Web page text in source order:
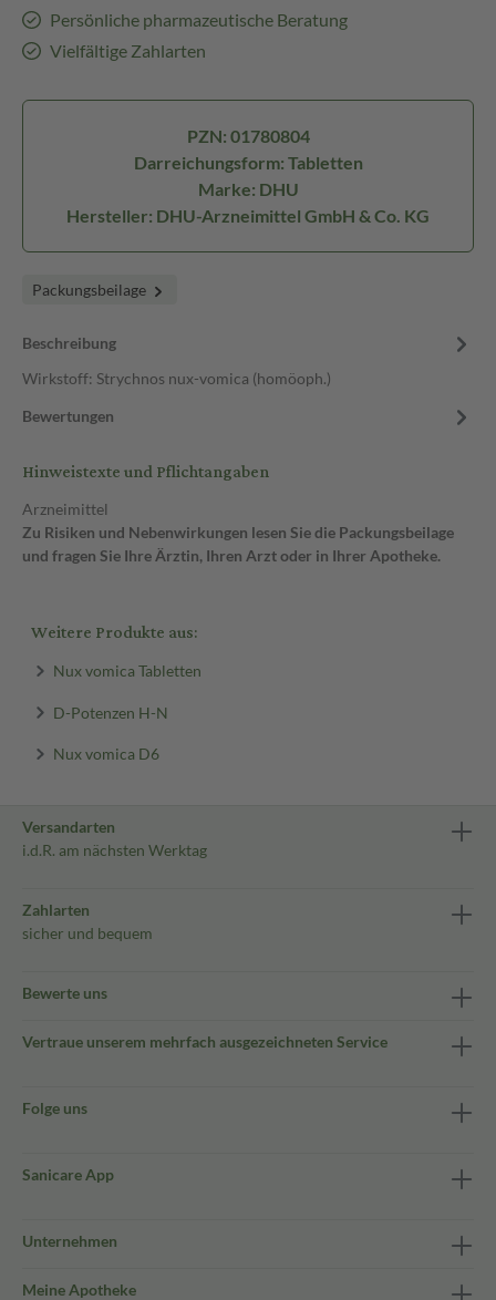
Persönliche pharmazeutische Beratung
Vielfältige Zahlarten
PZN: 01780804
Darreichungsform: Tabletten
Marke: DHU
Hersteller: DHU-Arzneimittel GmbH & Co. KG
Packungsbeilage
Beschreibung
Wirkstoff: Strychnos nux-vomica (homöoph.)
Bewertungen
Hinweistexte und Pflichtangaben
Arzneimittel
Zu Risiken und Nebenwirkungen lesen Sie die Packungsbeilage
und fragen Sie Ihre Ärztin, Ihren Arzt oder in Ihrer Apotheke.
Weitere Produkte aus:
Nux vomica Tabletten
D-Potenzen H-N
Nux vomica D6
Versandarten
i.d.R. am nächsten Werktag
Zahlarten
sicher und bequem
Bewerte uns
Vertraue unserem mehrfach ausgezeichneten Service
Folge uns
Sanicare App
Unternehmen
Meine Apotheke